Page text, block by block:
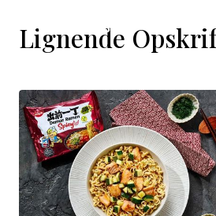
WHERE TO BUY
Lignende